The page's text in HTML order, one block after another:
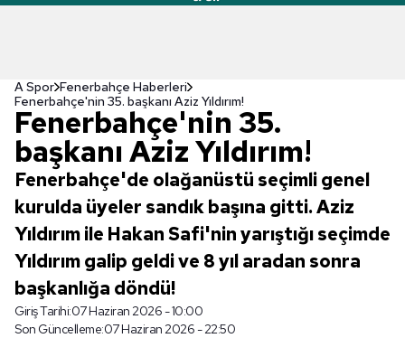
A Spor Fenerbahçe Haberleri
Fenerbahçe'nin 35. başkanı Aziz Yıldırım!
Fenerbahçe'nin 35.
başkanı Aziz Yıldırım!
Fenerbahçe'de olağanüstü seçimli genel
kurulda üyeler sandık başına gitti. Aziz
Yıldırım ile Hakan Safi'nin yarıştığı seçimde
Yıldırım galip geldi ve 8 yıl aradan sonra
başkanlığa döndü!
Giriş Tarihi:07 Haziran 2026 - 10:00
Son Güncelleme:07 Haziran 2026 - 22:50